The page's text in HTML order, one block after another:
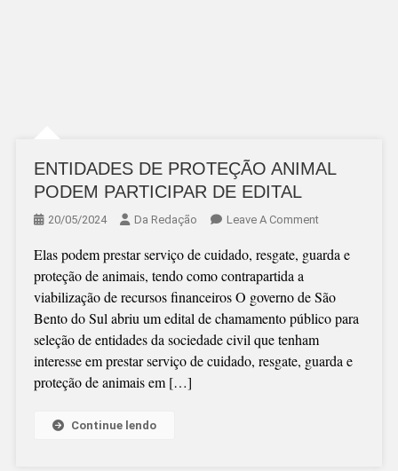
ENTIDADES DE PROTEÇÃO ANIMAL
PODEM PARTICIPAR DE EDITAL
20/05/2024 Da Redação Leave A CommentOn
DE
ANIMAL
PODEM
PARTICIPAR
DE
Elas podem prestar serviço de cuidado, resgate, guarda e
proteção de animais, tendo como contrapartida a
viabilização de recursos financeiros O governo de São
Bento do Sul abriu um edital de chamamento público para
seleção de entidades da sociedade civil que tenham
interesse em prestar serviço de cuidado, resgate, guarda e
proteção de animais em […]
Continue lendo